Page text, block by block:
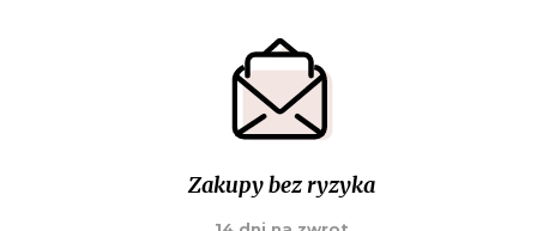
Zakupy bez ryzyka